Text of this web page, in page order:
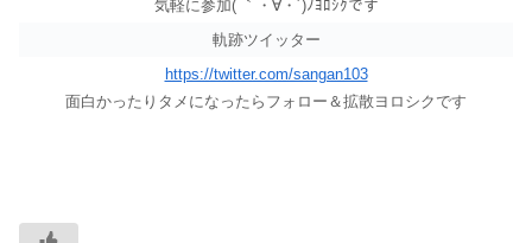
気軽に参加( ｀・∀・´)ﾉﾖﾛｼｸです
軌跡ツイッター
https://twitter.com/sangan103
面白かったりタメになったらフォロー＆拡散ヨロシクです